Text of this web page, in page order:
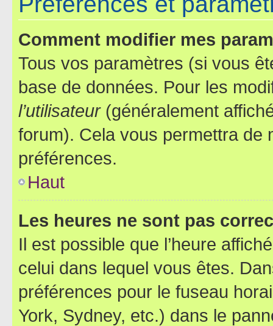
Comment modifier mes
Tous vos paramètres (si vous
base de données. Pour les
l’utilisateur(généralement
forum). Cela vous permettra de
préférences.
Haut
Les heures ne sont pas
Il est possible que l’heure
celui dans lequel vous êtes.
préférences pour le fuseau
York, Sydney, etc.) dans le